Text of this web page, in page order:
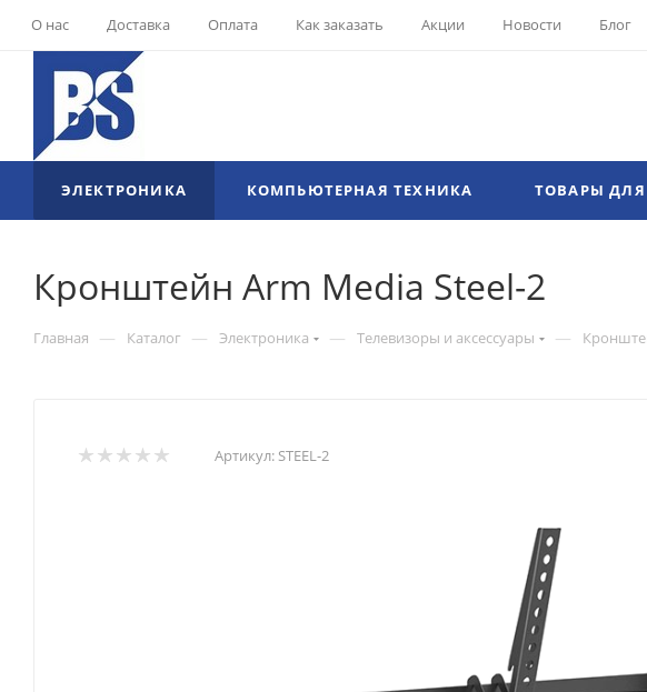
О нас Доставка Оплата Как заказать Акции Новости Блог
ЭЛЕКТРОНИКА КОМПЬЮТЕРНАЯ ТЕХНИКА ТОВАРЫ
Кронштейн Arm Media Steel-2
Главная — Каталог — Электроника — Телевизоры и аксессуары —
Артикул: STEEL-2